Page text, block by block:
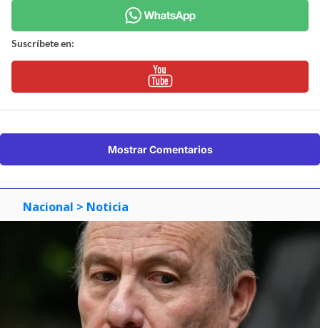
Suscríbete en:
Mostrar Comentarios
Nacional > Noticia